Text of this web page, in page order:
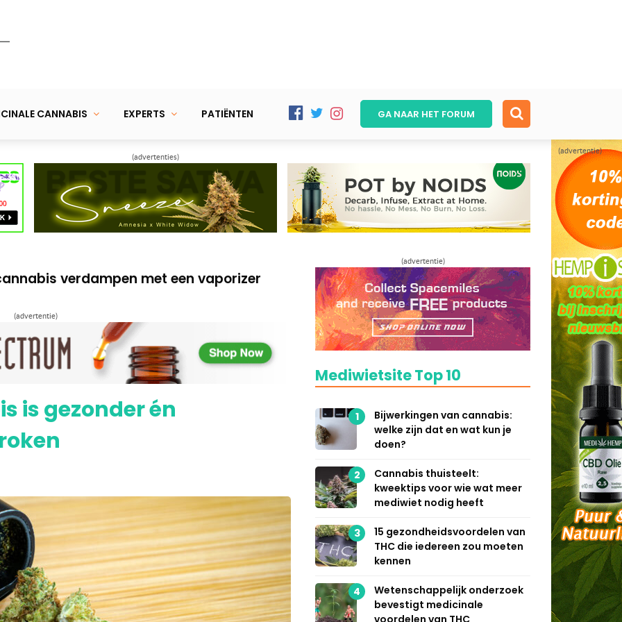
(advertentie)
CANNABIS EXPERTS PATIËNTEN GA NAAR HET FORUM
(advertenties)
een convectie vaporizer
met een ‘dry herb’ vaporizer
een convectie vaporizer
met een ‘dry herb’ vaporizer
(advertentie)
is gezonder én
(advertentie)
Mediwietsite Top 10
1
Bijwerkingen van cannabis:
welke zijn dat en wat kun je
doen?
2
Cannabis thuisteelt:
kweektips voor wie wat meer
mediwiet nodig heeft
3
15 gezondheidsvoordelen van
THC die iedereen zou moeten
kennen
4
Wetenschappelijk onderzoek
bevestigt medicinale
voordelen van THC